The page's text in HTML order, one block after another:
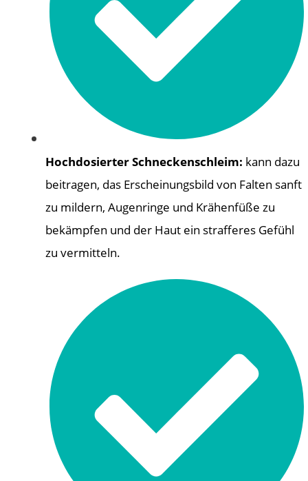
Hochdosierter Schneckenschleim: kann dazu
beitragen, das Erscheinungsbild von Falten sanft
zu mildern, Augenringe und Krähenfüße zu
bekämpfen und der Haut ein strafferes Gefühl
zu vermitteln.